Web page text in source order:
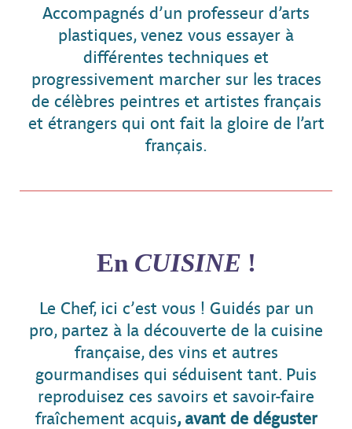
Accompagnés d’un professeur d’arts
plastiques, venez vous essayer à
différentes techniques et
progressivement marcher sur les traces
de célèbres peintres et artistes français
et étrangers qui ont fait la gloire de l’art
français.
En CUISINE !
Le Chef, ici c’est vous ! Guidés par un
pro, partez à la découverte de la cuisine
française, des vins et autres
gourmandises qui séduisent tant. Puis
reproduisez ces savoirs et savoir-faire
fraîchement acquis, avant de déguster